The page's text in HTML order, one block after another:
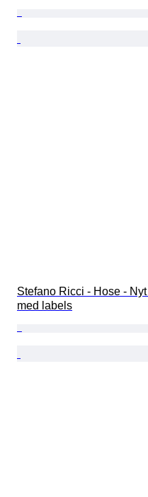
Stefano Ricci - Hose - Nyt
med labels